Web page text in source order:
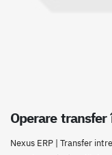
Operare
Nexus ERP | Transfer